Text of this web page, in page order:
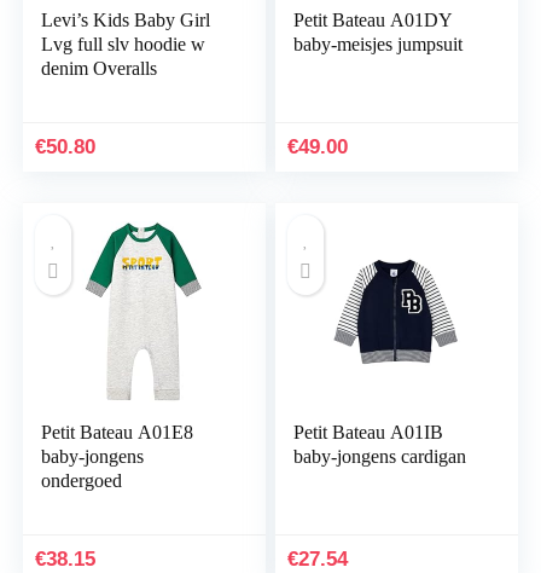
Levi’s Kids Baby Girl
Lvg full slv hoodie w
denim Overalls
€50.80
Petit Bateau A01DY
baby-meisjes jumpsuit
€49.00
Petit Bateau A01E8
baby-jongens
ondergoed
€38.15
Petit Bateau A01IB
baby-jongens cardigan
€27.54